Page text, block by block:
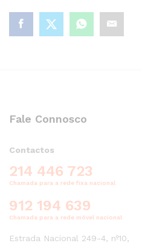
Fale Connosco
Contactos
214 446 723
Chamada para a rede fixa nacional
912 194 639
Chamada para a rede móvel nacional
Estrada Nacional 249-4, nº10,